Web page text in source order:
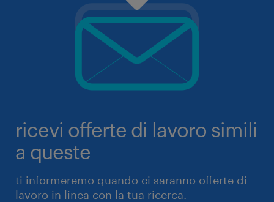
ricevi offerte di lavoro simili
a queste
ti informeremo quando ci saranno offerte di
lavoro in linea con la tua ricerca.